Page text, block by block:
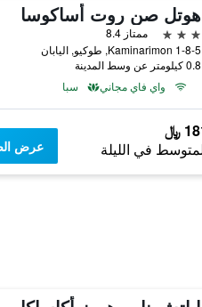
هوتل صن روت أساكوسا
3 نجوم
ممتاز 8.4
1-8-5 Kaminarimon, طوكيو, اليابان
0.8 كيلومتر عن وسط المدينة
واي فاي مجاني
سبا
﷼
في الليلة عرض